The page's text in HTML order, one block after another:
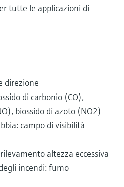
tutte le applicazioni di
direzione
di carbonio (CO),
biossido di azoto (NO2)
campo di visibilità
altezza eccessiva
incendi: fumo